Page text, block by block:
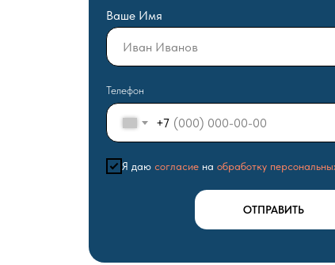
Ваше Имя
Телефон
+7
Я даю согласие на обработку
ОТПРАВИТЬ